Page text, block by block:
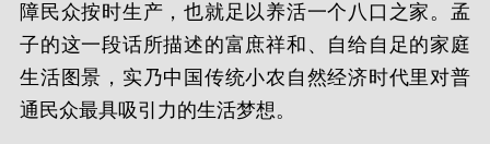
障民众按时生产，也就足以养活一个八口之家。孟
子的这一段话所描述的富庶祥和、自给自足的家庭
生活图景，实乃中国传统小农自然经济时代里对普
通民众最具吸引力的生活梦想。